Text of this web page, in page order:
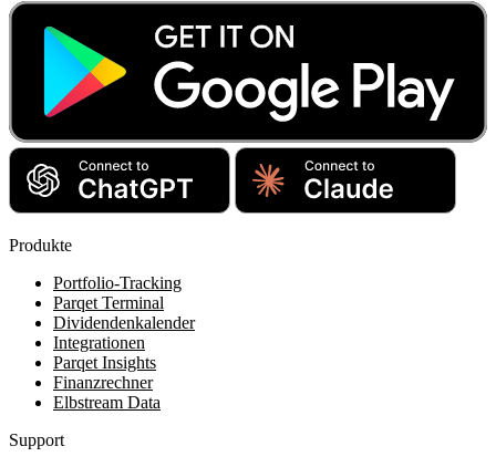
Produkte
Portfolio-Tracking
Parqet Terminal
Dividendenkalender
Integrationen
Parqet Insights
Finanzrechner
Elbstream Data
Support